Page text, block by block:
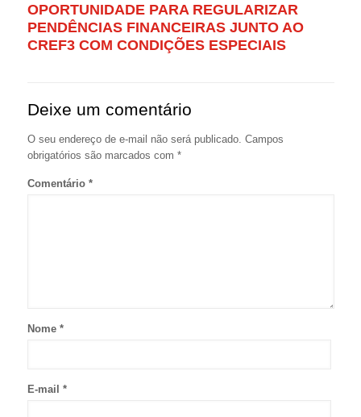
OPORTUNIDADE PARA REGULARIZAR
PENDÊNCIAS FINANCEIRAS JUNTO AO
CREF3 COM CONDIÇÕES ESPECIAIS
Deixe um comentário
O seu endereço de e-mail não será publicado. Campos
obrigatórios são marcados com *
Comentário *
Nome *
E-mail *